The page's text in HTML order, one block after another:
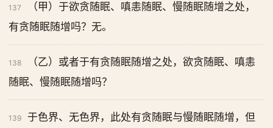
137
（甲）于欲贪随眠、嗔恚随眠、慢随眠随增之处，
有贪随眠随增吗？无。
138
（乙）或者于有贪随眠随增之处，欲贪随眠、嗔恚
随眠、慢随眠随增吗？
139
于色界、无色界，此处有贪随眠与慢随眠随增，但